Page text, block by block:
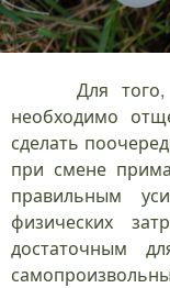
Для того,
необходимо
сделать
при смене
правильным
физических
достаточным